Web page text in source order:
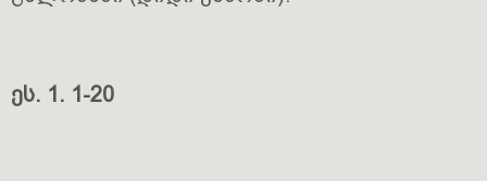
ეს. 1. 1-20